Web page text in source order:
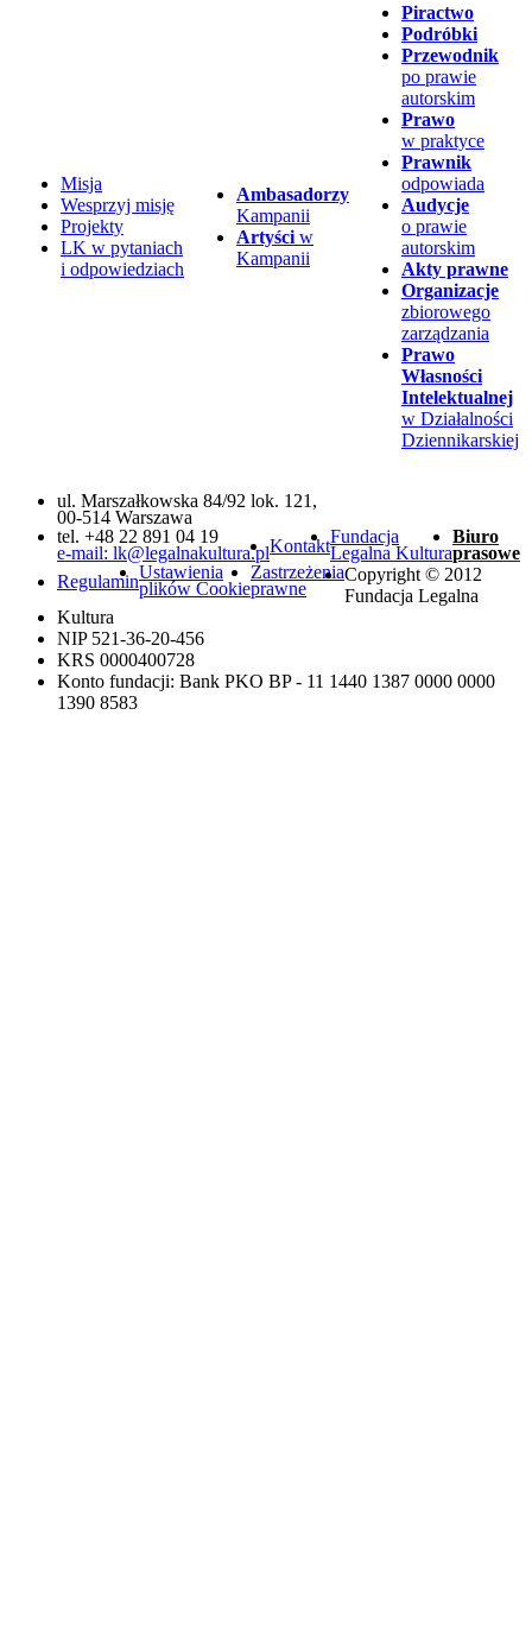
Misja
Wesprzyj misję
Projekty
LK w pytaniach
i odpowiedziach
Ambasadorzy
Kampanii
Artyści w
Kampanii
Piractwo
Podróbki
Przewodnik
po prawie
autorskim
Prawo
w praktyce
Prawnik
odpowiada
Audycje
o prawie
autorskim
Akty prawne
Organizacje
zbiorowego
zarządzania
Prawo
Własności
Intelektualnej
w Działalności
Dziennikarskiej
ul. Marszałkowska 84/92 lok. 121,
00-514 Warszawa
tel. +48 22 891 04 19
e-mail: lk@legalnakultura.plKontaktFundacja
Legalna Kultura
Biuro
prasowe
RegulaminUstawienia
plików Cookie
Zastrzeżenia
prawne
Copyright © 2012
Fundacja Legalna
Kultura
NIP 521-36-20-456
KRS 0000400728
Konto fundacji: Bank PKO BP - 11 1440 1387 0000 0000
1390 8583